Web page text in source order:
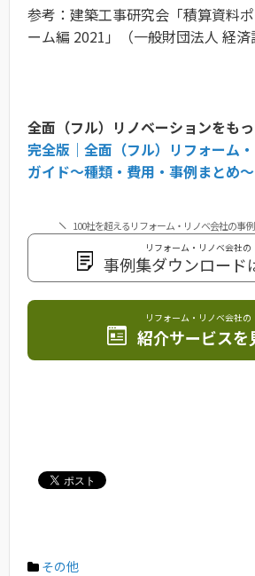
参考：建築工事研究会「積算資料
ーム編 2021」（一般財団法人 経済
全面（フル）リノベーションをもっ
完全版｜全面（フル）リフォーム
ガイド〜種類・費用・事例まとめ〜
100社を超えるリフォーム・リノベ会社の事
リフォーム・リノベ会社の
事例集ダウンロード
リフォーム・リノベ会社の
紹介サービスを
その他